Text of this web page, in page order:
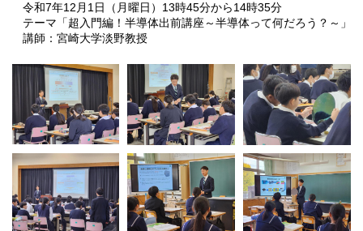
令和7年12月1日（月曜日）13時45分から14時35分
テーマ「超入門編！半導体出前講座～半導体って何だろう？～」
講師：宮崎大学淡野教授